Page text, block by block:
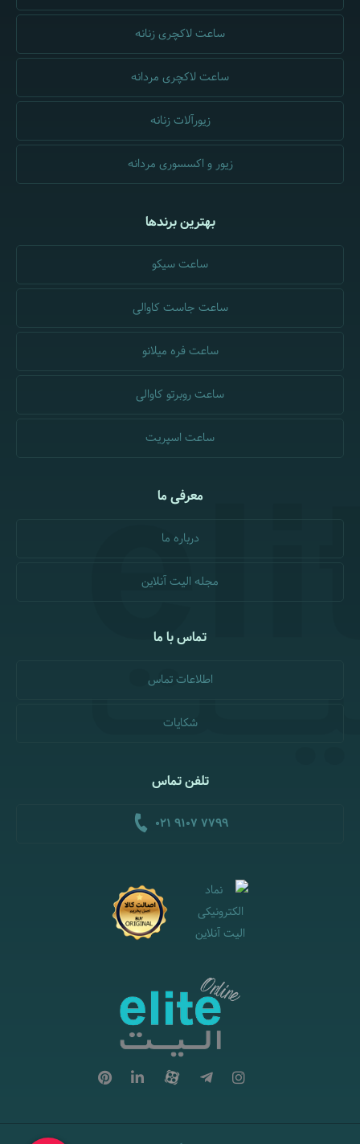
ساعت لاکچری زنانه
ساعت لاکچری مردانه
زیورآلات زنانه
زیور و اکسسوری مردانه
بهترین برندها
ساعت سیکو
ساعت جاست کاوالی
ساعت فره میلانو
ساعت روبرتو کاوالی
ساعت اسپریت
معرفی ما
درباره ما
مجله الیت آنلاین
تماس با ما
اطلاعات تماس
شکایات
تلفن تماس
021 9107 7799